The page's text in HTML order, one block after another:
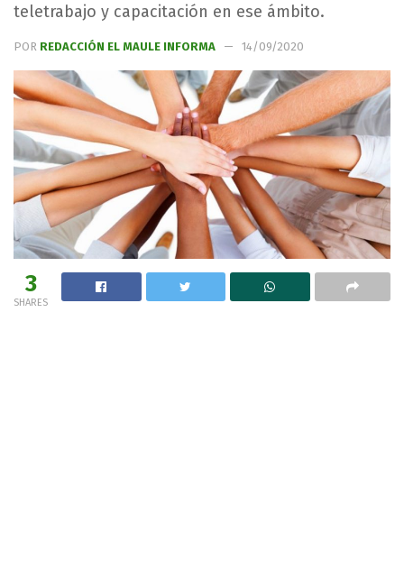
teletrabajo y capacitación en ese ámbito.
POR REDACCIÓN EL MAULE INFORMA 14/09/2020
3
SHARES